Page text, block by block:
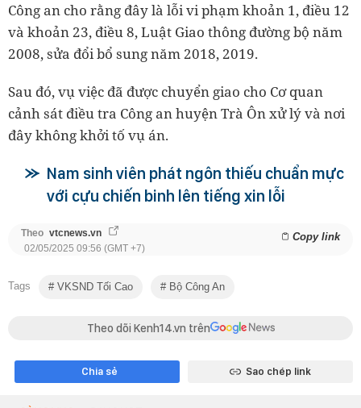
Công an cho rằng đây là lỗi vi phạm khoản 1, điều 12
và khoản 23, điều 8, Luật Giao thông đường bộ năm
2008, sửa đổi bổ sung năm 2018, 2019.
Sau đó, vụ việc đã được chuyển giao cho Cơ quan
cảnh sát điều tra Công an huyện Trà Ôn xử lý và nơi
đây không khởi tố vụ án.
Nam sinh viên phát ngôn thiếu chuẩn mực
với cựu chiến binh lên tiếng xin lỗi
Theo vtcnews.vn Copy link
02/05/2025 09:56 (GMT +7)
Tags VKSND Tối Cao Bộ Công An
Theo dõi Kenh14.vn trên
Chia sẻ Sao chép link